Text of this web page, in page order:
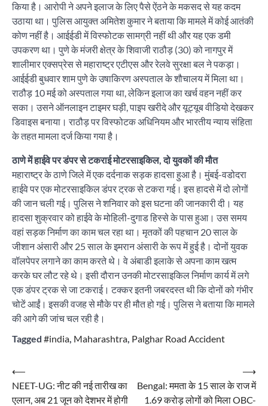
किया है। आरोपी ने अपने इलाज के लिए पैसे ऐंठने के मकसद से यह कदम
उठाया था। पुलिस आयुक्त अमितेश कुमार ने बताया कि मामले में कोई आतंकी
कोण नहीं है। आईईडी में विस्फोटक सामग्री नहीं थी और यह एक डमी
उपकरण था। पुणे के मंजरी क्षेत्र के शिवाजी राठौड़ (30) को नागपुर में
शालीमार एक्सप्रेस से महाराष्ट्र एटीएस और रेलवे सुरक्षा बल ने पकड़ा।
आईईडी बुधवार शाम पुणे के उषाकिरण अस्पताल के शौचालय में मिला था।
राठौड़ 10 मई को अस्पताल गया था, लेकिन इलाज का खर्च वहन नहीं कर
सका। उसने ऑनलाइन टाइमर घड़ी, पाइप खरीदे और यूट्यूब वीडियो देखकर
डिवाइस बनाया। राठौड़ पर विस्फोटक अधिनियम और भारतीय न्याय संहिता
के तहत मामला दर्ज किया गया है।
ठाणे में हाईवे पर डंपर से टकराई मोटरसाइकिल, दो युवकों की मौत
महाराष्ट्र के ठाणे जिले में एक दर्दनाक सड़क हादसा हुआ है। मुंबई-वडोदरा
हाईवे पर एक मोटरसाइकिल डंपर ट्रक से टकरा गई। इस हादसे में दो लोगों
की जान चली गई। पुलिस ने शनिवार को इस घटना की जानकारी दी। यह
हादसा शुक्रवार को हाईवे के मोहिली-दुगाड हिस्से के पास हुआ। उस समय
वहां सड़क निर्माण का काम चल रहा था। मृतकों की पहचान 20 साल के
जीशान अंसारी और 25 साल के इमरान अंसारी के रूप में हुई है। दोनों युवक
वॉलपेपर लगाने का काम करते थे। वे अंबाडी इलाके से अपना काम खत्म
करके घर लौट रहे थे। इसी दौरान उनकी मोटरसाइकिल निर्माण कार्य में लगे
एक डंपर ट्रक से जा टकराई। टक्कर इतनी जबरदस्त थी कि दोनों को गंभीर
चोटें आईं। इसकी वजह से मौके पर ही मौत हो गई। पुलिस ने बताया कि मामले
की आगे की जांच चल रही है।
Tagged #india, Maharashtra, Palghar Road Accident
Post
navigation
⟵
NEET-UG: नीट की नई तारीख का
एलान, अब 21 जून को देशभर में होगी
Bengal: ममता के 15 साल के राज में
1.69 करोड़ लोगों को मिला OBC-
⟶